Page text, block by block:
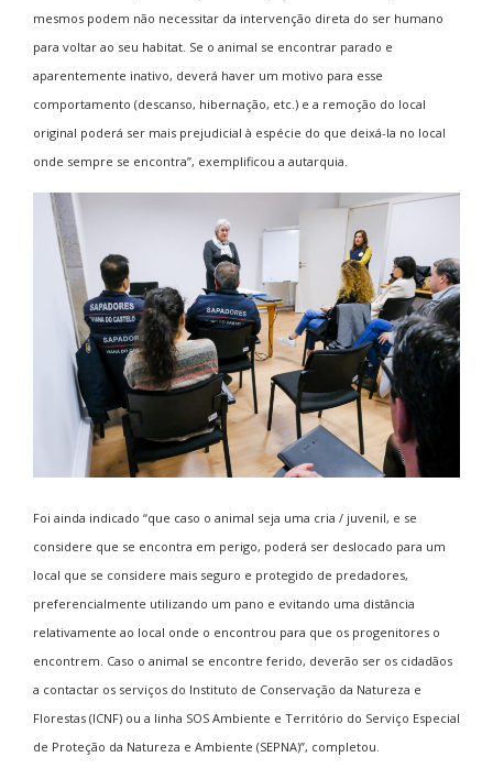
mesmos podem não necessitar da intervenção direta do ser humano
para voltar ao seu habitat. Se o animal se encontrar parado e
aparentemente inativo, deverá haver um motivo para esse
comportamento (descanso, hibernação, etc.) e a remoção do local
original poderá ser mais prejudicial à espécie do que deixá-la no local
onde sempre se encontra”, exemplificou a autarquia.
Foi ainda indicado “que caso o animal seja uma cria / juvenil, e se
considere que se encontra em perigo, poderá ser deslocado para um
local que se considere mais seguro e protegido de predadores,
preferencialmente utilizando um pano e evitando uma distância
relativamente ao local onde o encontrou para que os progenitores o
encontrem. Caso o animal se encontre ferido, deverão ser os cidadãos
a contactar os serviços do Instituto de Conservação da Natureza e
Florestas (ICNF) ou a linha SOS Ambiente e Território do Serviço Especial
de Proteção da Natureza e Ambiente (SEPNA)”, completou.